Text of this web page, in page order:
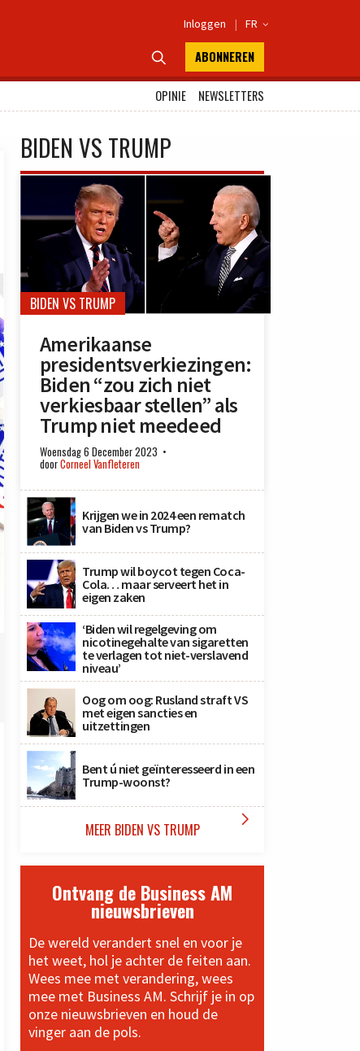
Inloggen | FR 
 ABONNEREN
OPINIE
NEWSLETTERS
BIDEN VS TRUMP
BIDEN VS TRUMP
Amerikaanse
presidentsverkiezingen:
Biden “zou zich niet
verkiesbaar stellen” als
Trump niet meedeed
Woensdag 6 December 2023
doorCorneel Vanfleteren
Krijgen we in 2024 een rematch
van Biden vs Trump?
Trump wil boycot tegen Coca-
Cola… maar serveert het in
eigen zaken
‘Biden wil regelgeving om
nicotinegehalte van sigaretten
te verlagen tot niet-verslavend
niveau’
Oog om oog: Rusland straft VS
met eigen sancties en
uitzettingen
Bent ú niet geïnteresseerd in een
Trump-woonst?
MEER BIDEN VS TRUMP 
Ontvang de Business AM
nieuwsbrieven
De wereld verandert snel en voor je
het weet, hol je achter de feiten aan.
Wees mee met verandering, wees
mee met Business AM. Schrijf je in op
onze nieuwsbrieven en houd de
vinger aan de pols.